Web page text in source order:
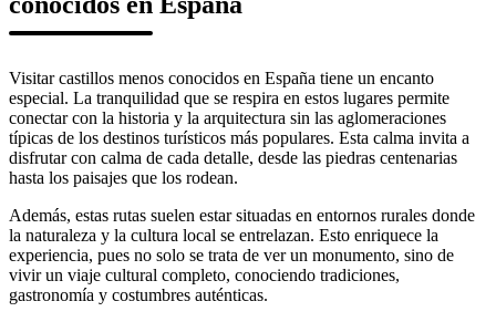
Visitar castillos menos conocidos en España tiene un encanto
especial. La tranquilidad que se respira en estos lugares permite
conectar con la historia y la arquitectura sin las aglomeraciones
típicas de los destinos turísticos más populares. Esta calma invita a
disfrutar con calma de cada detalle, desde las piedras centenarias
hasta los paisajes que los rodean.
Además, estas rutas suelen estar situadas en entornos rurales donde
la naturaleza y la cultura local se entrelazan. Esto enriquece la
experiencia, pues no solo se trata de ver un monumento, sino de
vivir un viaje cultural completo, conociendo tradiciones,
gastronomía y costumbres auténticas.